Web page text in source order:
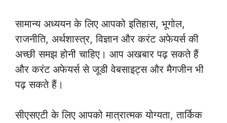
सामान्य अध्ययन के लिए आपको इतिहास, भूगोल,
राजनीति, अर्थशास्त्र, विज्ञान और करंट अफेयर्स की
अच्छी समझ होनी चाहिए। आप अखबार पढ़ सकते हैं
और करंट अफेयर्स से जूडी वेबसाइट्स और मैगजीन भी
पढ़ सकते हैं।
सीएसएटी के लिए आपको मात्रात्मक योग्यता, तार्किक